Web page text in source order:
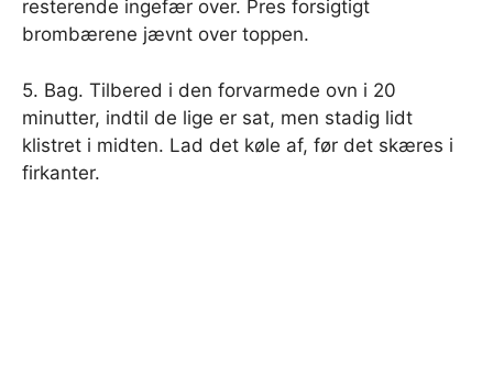
resterende ingefær over. Pres forsigtigt
brombærene jævnt over toppen.
5. Bag. Tilbered i den forvarmede ovn i 20
minutter, indtil de lige er sat, men stadig lidt
klistret i midten. Lad det køle af, før det skæres i
firkanter.